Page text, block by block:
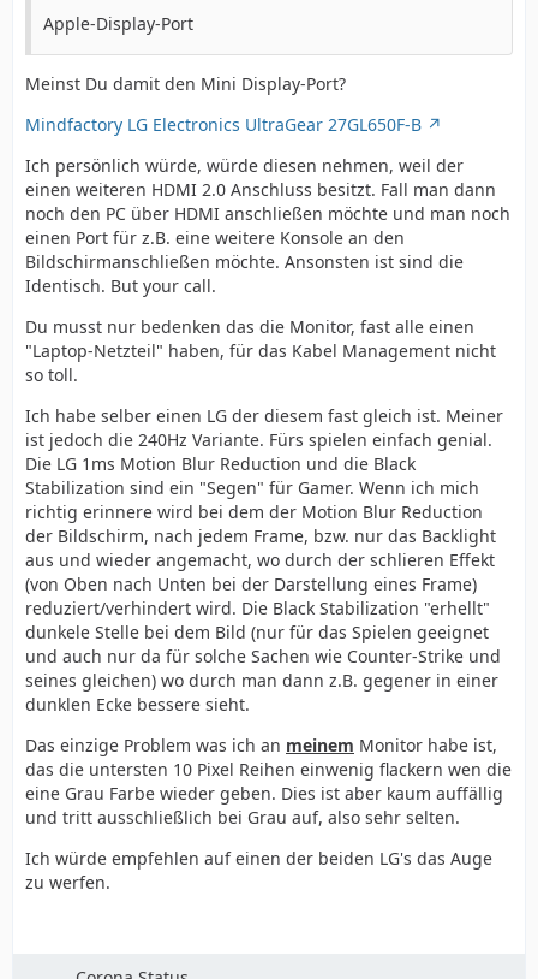
Apple-Display-Port
Meinst Du damit den Mini Display-Port?
Mindfactory LG Electronics UltraGear 27GL650F-B
Ich persönlich würde, würde diesen nehmen, weil der
einen weiteren HDMI 2.0 Anschluss besitzt. Fall man dann
noch den PC über HDMI anschließen möchte und man noch
einen Port für z.B. eine weitere Konsole an den
Bildschirmanschließen möchte. Ansonsten ist sind die
Identisch. But your call.
Du musst nur bedenken das die Monitor, fast alle einen
"Laptop-Netzteil" haben, für das Kabel Management nicht
so toll.
Ich habe selber einen LG der diesem fast gleich ist. Meiner
ist jedoch die 240Hz Variante. Fürs spielen einfach genial.
Die LG 1ms Motion Blur Reduction und die Black
Stabilization sind ein "Segen" für Gamer. Wenn ich mich
richtig erinnere wird bei dem der Motion Blur Reduction
der Bildschirm, nach jedem Frame, bzw. nur das Backlight
aus und wieder angemacht, wo durch der schlieren Effekt
(von Oben nach Unten bei der Darstellung eines Frame)
reduziert/verhindert wird. Die Black Stabilization "erhellt"
dunkele Stelle bei dem Bild (nur für das Spielen geeignet
und auch nur da für solche Sachen wie Counter-Strike und
seines gleichen) wo durch man dann z.B. gegener in einer
dunklen Ecke bessere sieht.
Das einzige Problem was ich an meinem Monitor habe ist,
das die untersten 10 Pixel Reihen einwenig flackern wen die
eine Grau Farbe wieder geben. Dies ist aber kaum auffällig
und tritt ausschließlich bei Grau auf, also sehr selten.
Ich würde empfehlen auf einen der beiden LG's das Auge
zu werfen.